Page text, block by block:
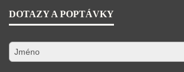
DOTAZY A POPTÁVKY